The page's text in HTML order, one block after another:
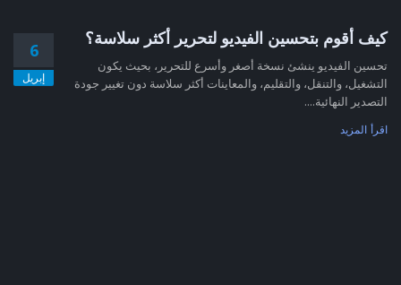
6
إبريل
كيف أقوم بتحسين الفيديو لتحرير أكثر سلاسة؟
تحسين الفيديو ينشئ نسخة أصغر وأسرع للتحرير، بحيث يكون
التشغيل، والتنقل، والتقليم، والمعاينات أكثر سلاسة دون تغيير جودة
التصدير النهائية....
اقرأ المزيد